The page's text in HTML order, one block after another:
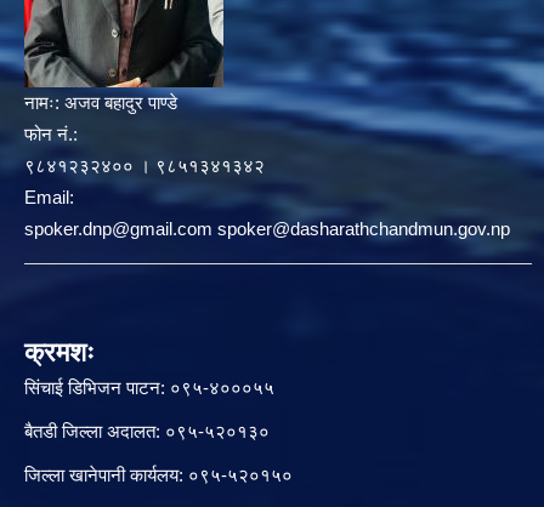
नामः: अजव बहादुर पाण्डे
फोन नं.:
९८४१२३२४०० । ९८५१३४१३४२
Email:
spoker.dnp@gmail.com spoker@dasharathchandmun.gov.np
क्रमशः
सिंचाई डिभिजन पाटन: ०९५-४०००५५
बैतडी जिल्ला अदालत: ०९५-५२०१३०
जिल्ला खानेपानी कार्यलय: ०९५-५२०१५०